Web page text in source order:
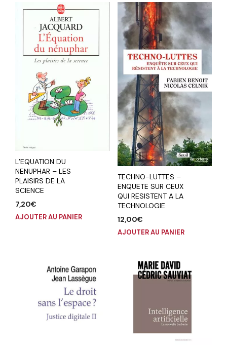
L’EQUATION DU
NENUPHAR – LES
PLAISIRS DE LA
SCIENCE
7,20€
AJOUTER AU PANIER
TECHNO-LUTTES –
ENQUETE SUR CEUX
QUI RESISTENT A LA
TECHNOLOGIE
12,00€
AJOUTER AU PANIER